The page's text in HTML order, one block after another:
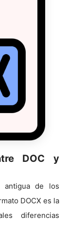
DOC y
antigua de los
DOCX es la
diferencias